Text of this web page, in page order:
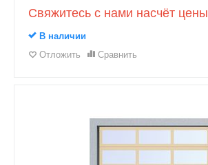
Свяжитесь с нами насчёт цены
В наличии
Отложить
Сравнить